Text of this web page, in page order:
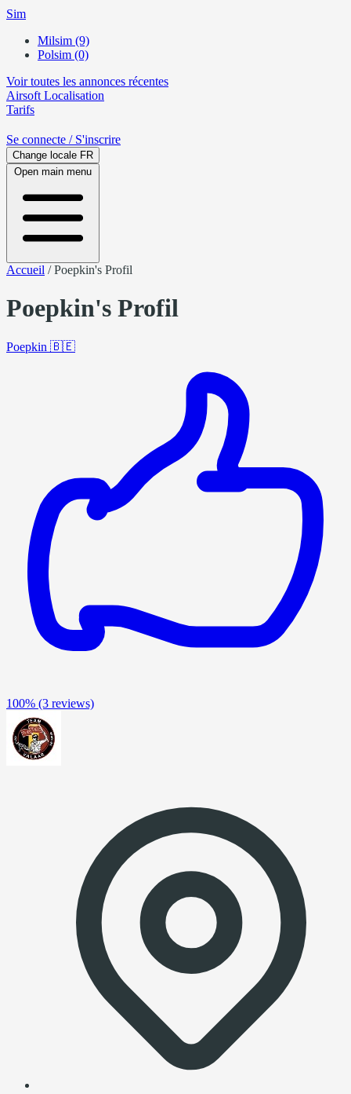
Sim
Milsim (9)
Polsim (0)
Voir toutes les annonces récentes
Airsoft Localisation
Tarifs
Se connecte / S'inscrire
Change locale FR
Open main menu
Accueil /Poepkin's Profil
Poepkin's Profil
Poepkin 🇧🇪
100% (3 reviews)